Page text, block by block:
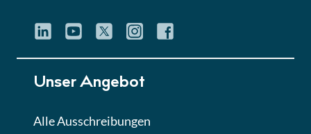
Quiz
Eignung im Vergabeverfahren
Unser Angebot
Alle Ausschreibungen